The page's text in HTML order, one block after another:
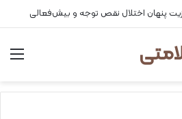
پنهان اختلال نقص توجه و بیش‌فعالی